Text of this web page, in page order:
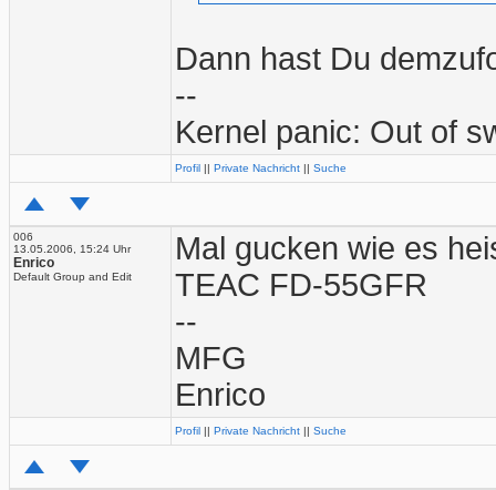
Dann hast Du
--
Kernel panic: Out of
Profil || Private Nachricht || Suche
006
13.05.2006, 15:24 Uhr
Enrico
Default Group and Edit
Mal gucken wie es
TEAC FD-55GFR
--
MFG
Enrico
Profil || Private Nachricht || Suche